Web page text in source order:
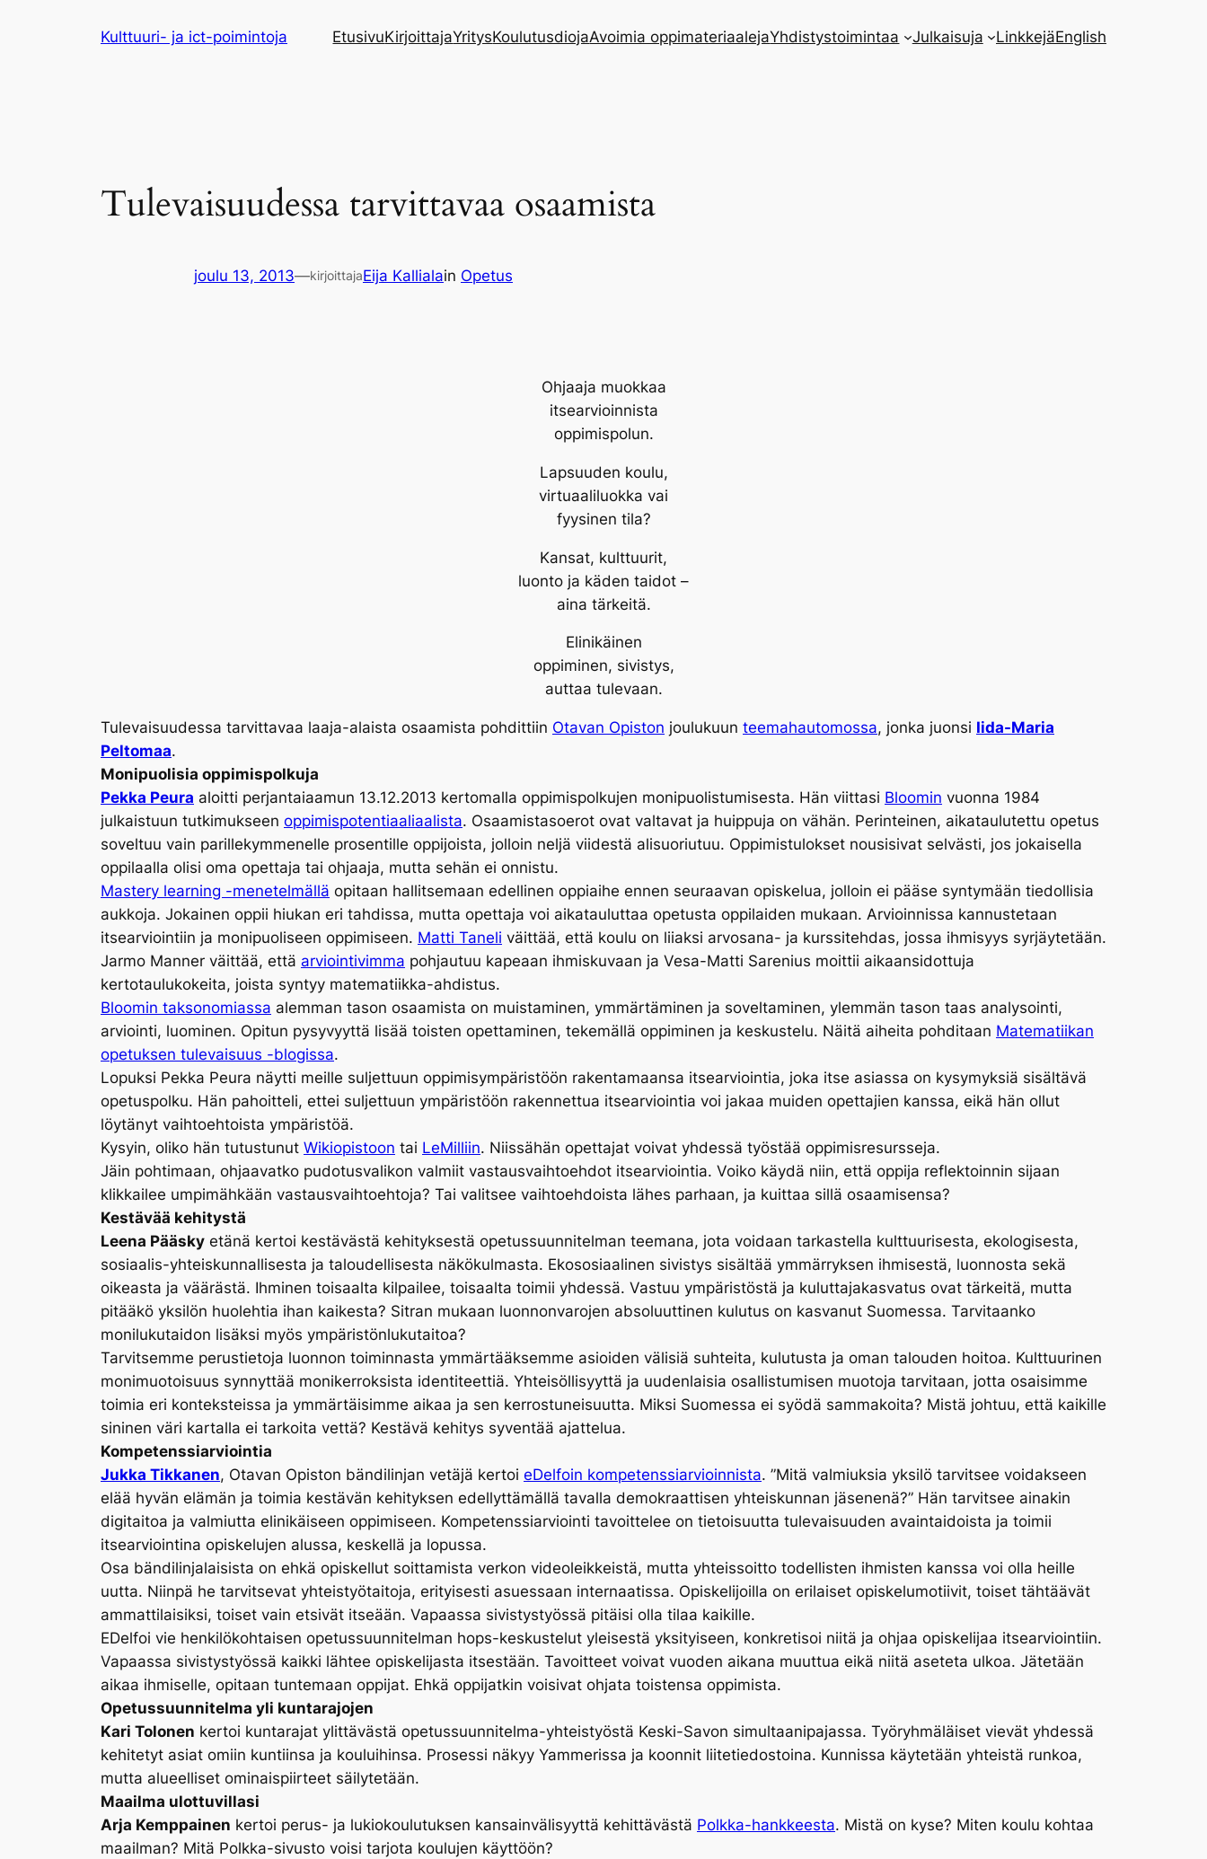
Kulttuuri- ja ict-poimintoja EtusivuKirjoittajaYritysKoulutusdiojaAvoimia oppimateriaalejaYhdistystoimintaa Julkaisuja LinkkejäEnglish
Tulevaisuudessa tarvittavaa osaamista
joulu 13, 2013—kirjoittajaEija Kallialain Opetus
Ohjaaja muokkaa
itsearvioinnista
oppimispolun.
Lapsuuden koulu,
virtuaaliluokka vai
fyysinen tila?
Kansat, kulttuurit,
luonto ja käden taidot –
aina tärkeitä.
Elinikäinen
oppiminen, sivistys,
auttaa tulevaan.
Tulevaisuudessa tarvittavaa laaja-alaista osaamista pohdittiin Otavan Opiston joulukuun teemahautomossa, jonka juonsi Iida-Maria
Peltomaa.
Monipuolisia oppimispolkuja
Pekka Peura aloitti perjantaiaamun 13.12.2013 kertomalla oppimispolkujen monipuolistumisesta. Hän viittasi Bloomin vuonna 1984
julkaistuun tutkimukseen oppimispotentiaaliaalista. Osaamistasoerot ovat valtavat ja huippuja on vähän. Perinteinen, aikataulutettu opetus
soveltuu vain parillekymmenelle prosentille oppijoista, jolloin neljä viidestä alisuoriutuu. Oppimistulokset nousisivat selvästi, jos jokaisella
oppilaalla olisi oma opettaja tai ohjaaja, mutta sehän ei onnistu.
Mastery learning -menetelmällä opitaan hallitsemaan edellinen oppiaihe ennen seuraavan opiskelua, jolloin ei pääse syntymään tiedollisia
aukkoja. Jokainen oppii hiukan eri tahdissa, mutta opettaja voi aikatauluttaa opetusta oppilaiden mukaan. Arvioinnissa kannustetaan
itsearviointiin ja monipuoliseen oppimiseen. Matti Taneli väittää, että koulu on liiaksi arvosana- ja kurssitehdas, jossa ihmisyys syrjäytetään.
Jarmo Manner väittää, että arviointivimma pohjautuu kapeaan ihmiskuvaan ja Vesa-Matti Sarenius moittii aikaansidottuja
kertotaulukokeita, joista syntyy matematiikka-ahdistus.
Bloomin taksonomiassa alemman tason osaamista on muistaminen, ymmärtäminen ja soveltaminen, ylemmän tason taas analysointi,
arviointi, luominen. Opitun pysyvyyttä lisää toisten opettaminen, tekemällä oppiminen ja keskustelu. Näitä aiheita pohditaan Matematiikan
opetuksen tulevaisuus -blogissa.
Lopuksi Pekka Peura näytti meille suljettuun oppimisympäristöön rakentamaansa itsearviointia, joka itse asiassa on kysymyksiä sisältävä
opetuspolku. Hän pahoitteli, ettei suljettuun ympäristöön rakennettua itsearviointia voi jakaa muiden opettajien kanssa, eikä hän ollut
löytänyt vaihtoehtoista ympäristöä.
Kysyin, oliko hän tutustunut Wikiopistoon tai LeMilliin. Niissähän opettajat voivat yhdessä työstää oppimisresursseja.
Jäin pohtimaan, ohjaavatko pudotusvalikon valmiit vastausvaihtoehdot itsearviointia. Voiko käydä niin, että oppija reflektoinnin sijaan
klikkailee umpimähkään vastausvaihtoehtoja? Tai valitsee vaihtoehdoista lähes parhaan, ja kuittaa sillä osaamisensa?
Kestävää kehitystä
Leena Pääsky etänä kertoi kestävästä kehityksestä opetussuunnitelman teemana, jota voidaan tarkastella kulttuurisesta, ekologisesta,
sosiaalis-yhteiskunnallisesta ja taloudellisesta näkökulmasta. Ekososiaalinen sivistys sisältää ymmärryksen ihmisestä, luonnosta sekä
oikeasta ja väärästä. Ihminen toisaalta kilpailee, toisaalta toimii yhdessä. Vastuu ympäristöstä ja kuluttajakasvatus ovat tärkeitä, mutta
pitääkö yksilön huolehtia ihan kaikesta? Sitran mukaan luonnonvarojen absoluuttinen kulutus on kasvanut Suomessa. Tarvitaanko
monilukutaidon lisäksi myös ympäristönlukutaitoa?
Tarvitsemme perustietoja luonnon toiminnasta ymmärtääksemme asioiden välisiä suhteita, kulutusta ja oman talouden hoitoa. Kulttuurinen
monimuotoisuus synnyttää monikerroksista identiteettiä. Yhteisöllisyyttä ja uudenlaisia osallistumisen muotoja tarvitaan, jotta osaisimme
toimia eri konteksteissa ja ymmärtäisimme aikaa ja sen kerrostuneisuutta. Miksi Suomessa ei syödä sammakoita? Mistä johtuu, että kaikille
sininen väri kartalla ei tarkoita vettä? Kestävä kehitys syventää ajattelua.
Kompetenssiarviointia
Jukka Tikkanen, Otavan Opiston bändilinjan vetäjä kertoi eDelfoin kompetenssiarvioinnista. ”Mitä valmiuksia yksilö tarvitsee voidakseen
elää hyvän elämän ja toimia kestävän kehityksen edellyttämällä tavalla demokraattisen yhteiskunnan jäsenenä?” Hän tarvitsee ainakin
digitaitoa ja valmiutta elinikäiseen oppimiseen. Kompetenssiarviointi tavoittelee on tietoisuutta tulevaisuuden avaintaidoista ja toimii
itsearviointina opiskelujen alussa, keskellä ja lopussa.
Osa bändilinjalaisista on ehkä opiskellut soittamista verkon videoleikkeistä, mutta yhteissoitto todellisten ihmisten kanssa voi olla heille
uutta. Niinpä he tarvitsevat yhteistyötaitoja, erityisesti asuessaan internaatissa. Opiskelijoilla on erilaiset opiskelumotiivit, toiset tähtäävät
ammattilaisiksi, toiset vain etsivät itseään. Vapaassa sivistystyössä pitäisi olla tilaa kaikille.
EDelfoi vie henkilökohtaisen opetussuunnitelman hops-keskustelut yleisestä yksityiseen, konkretisoi niitä ja ohjaa opiskelijaa itsearviointiin.
Vapaassa sivistystyössä kaikki lähtee opiskelijasta itsestään. Tavoitteet voivat vuoden aikana muuttua eikä niitä aseteta ulkoa. Jätetään
aikaa ihmiselle, opitaan tuntemaan oppijat. Ehkä oppijatkin voisivat ohjata toistensa oppimista.
Opetussuunnitelma yli kuntarajojen
Kari Tolonen kertoi kuntarajat ylittävästä opetussuunnitelma-yhteistyöstä Keski-Savon simultaanipajassa. Työryhmäläiset vievät yhdessä
kehitetyt asiat omiin kuntiinsa ja kouluihinsa. Prosessi näkyy Yammerissa ja koonnit liitetiedostoina. Kunnissa käytetään yhteistä runkoa,
mutta alueelliset ominaispiirteet säilytetään.
Maailma ulottuvillasi
Arja Kemppainen kertoi perus- ja lukiokoulutuksen kansainvälisyyttä kehittävästä Polkka-hankkeesta. Mistä on kyse? Miten koulu kohtaa
maailman? Mitä Polkka-sivusto voisi tarjota koulujen käyttöön?